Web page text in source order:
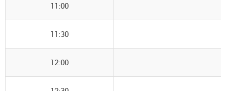
11:00
11:30
12:00